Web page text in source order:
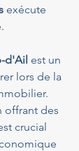
exécute
d'Ail est un
lors de la
offrant des
crucial